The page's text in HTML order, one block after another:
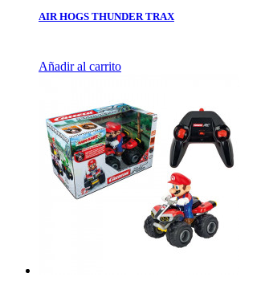
AIR HOGS THUNDER TRAX
Añadir al carrito